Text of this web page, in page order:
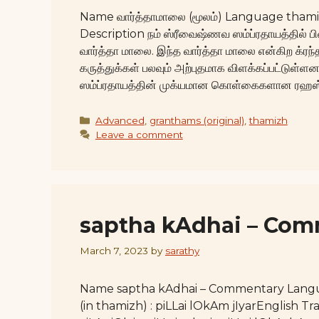
Name வார்த்தாமாலை (மூலம்) Language
Description நம் ஸ்ரீவைஷ்ணவ ஸம்ப்ரதாயத்தில்
வார்த்தா மாலை. இந்த வார்த்தா மாலை என்கிற
கருத்துக்கள் பலவும் அற்புதமாக
ஸம்ப்ரதாயத்தின் முக்யமான கொள்கைகளான
Categories
Advanced granthams (original) ,thamizh
Leave a comment
saptha kAdhai –
March 7, 2023 by sarathy
Name saptha kAdhai – Commentary
(in thamizh) : piLLai lOkAm jIyarEnglish